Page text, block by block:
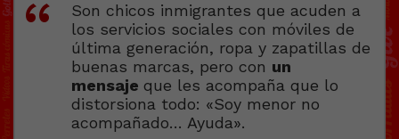
Son chicos inmigrantes que acuden a
los servicios sociales con móviles de
última generación, ropa y zapatillas de
buenas marcas, pero con un
mensaje que les acompaña que lo
distorsiona todo: «Soy menor no
acompañado… Ayuda».